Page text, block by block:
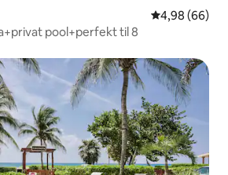
4,98 ud af 5 i
4,98 (66)
pool+perfekt til 8